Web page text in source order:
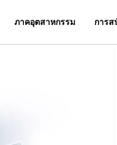
ภาคอุตสาหกรรม การ